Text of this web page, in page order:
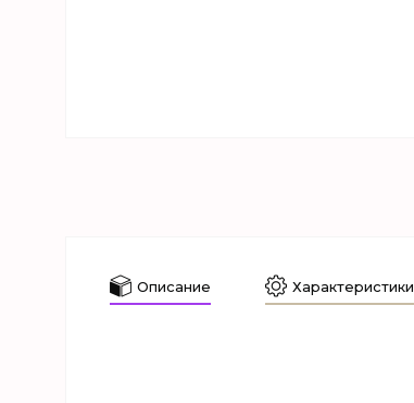
Описание Характеристики